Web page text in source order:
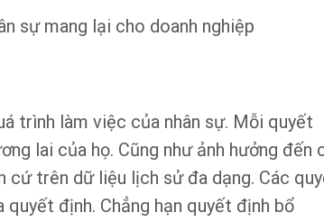
sự mang lại cho doanh nghiệp
trình làm việc của nhân sự. Mỗi quyết
lai của họ. Cũng như ảnh hưởng đến
cứ trên dữ liệu lịch sử đa dạng. Các
định. Chẳng hạn quyết định bổ